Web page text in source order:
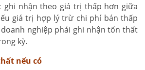
ghi nhận theo giá trị thấp hơn giữa
giá trị hợp lý trừ chi phí bán thấp
nghiệp phải ghi nhận tổn thất
kỳ.
nếu có